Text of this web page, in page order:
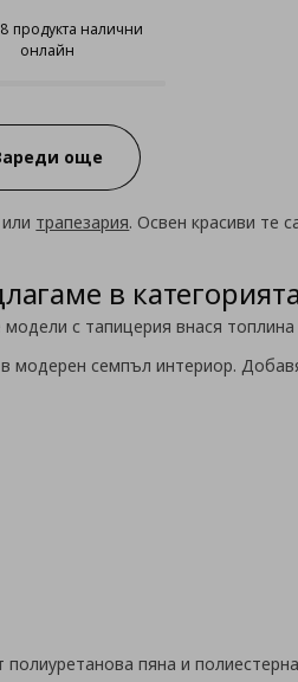
продукта налични
онлайн
12 от 68 продукта налични
още
трапезария. Освен красиви те
в
с тапицерия внася
модерен семпъл интериор.
пяна и